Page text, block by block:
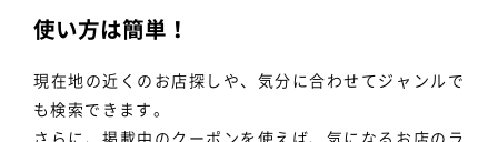
使い方は簡単！
現在地の近くのお店探しや、気分に合わせてジャンルで
も検索できます。
さらに、掲載中のクーポンを使えば、気になるお店のラ